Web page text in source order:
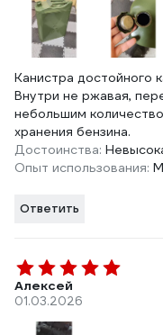
Канистра достойного
Внутри не ржавая,
небольшим
хранения бензина.
Достоинства:
Опыт использования:
Ответить
Алексей
01.03.2026